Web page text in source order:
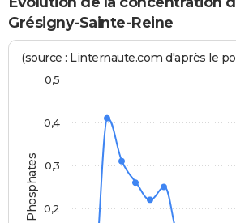
Grésigny-Sainte-Reine
Phosphates
(source : Linternaute.com d'après le
0,2
0,3
0,4
0,5